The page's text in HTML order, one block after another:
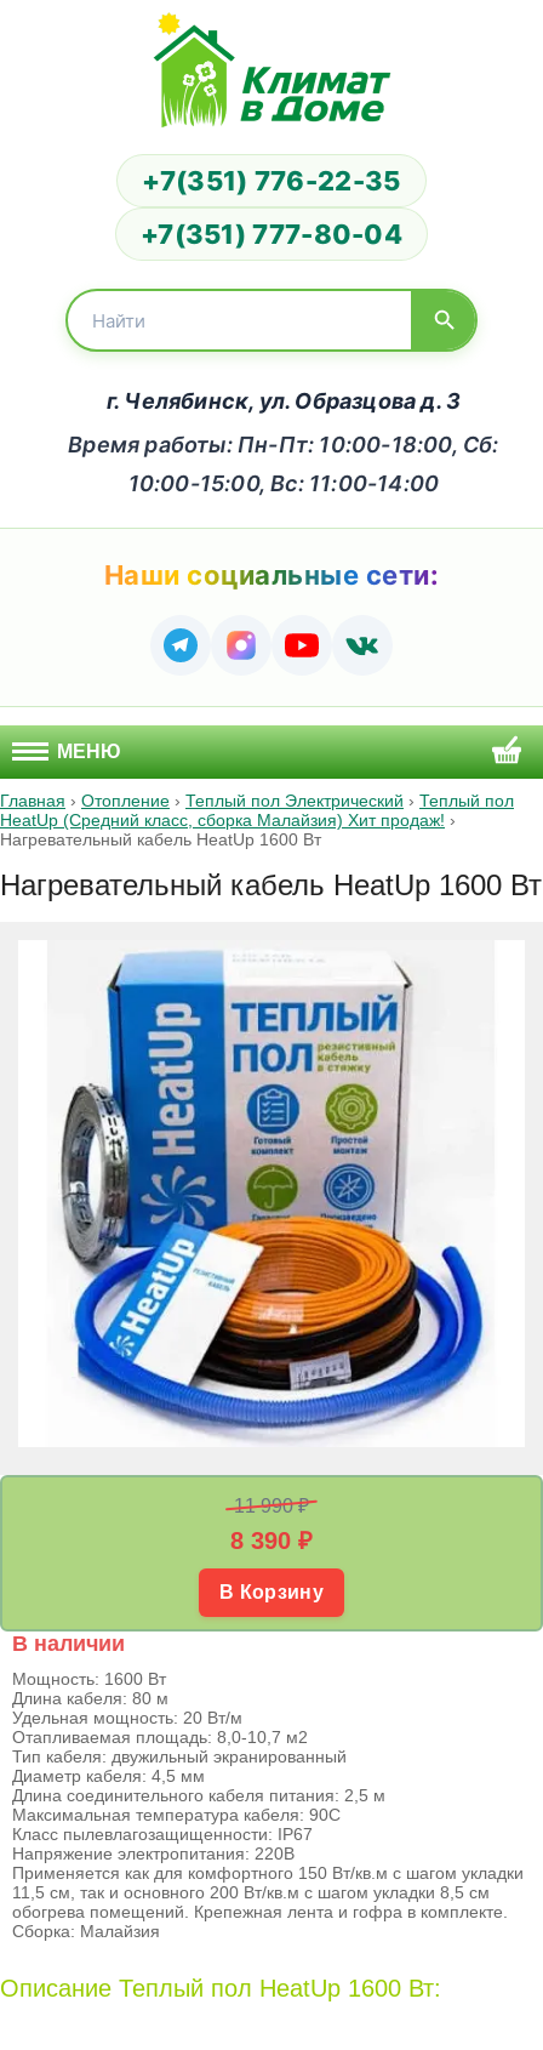
+7(351) 776-22-35
+7(351) 777-80-04
г. Челябинск, ул. Образцова д. 3
Время работы: Пн-Пт: 10:00-18:00, Сб:
10:00-15:00, Вс: 11:00-14:00
Наши социальные сети:
МЕНЮ
Главная › Отопление › Теплый пол Электрический › Теплый пол
HeatUp (Средний класс, сборка Малайзия) Хит продаж! ›
Нагревательный кабель HeatUp 1600 Вт
Нагревательный кабель HeatUp 1600 Вт
11 990 ₽
8 390 ₽
В Корзину
В наличии
Мощность: 1600 Вт
Длина кабеля: 80 м
Удельная мощность: 20 Вт/м
Отапливаемая площадь: 8,0-10,7 м2
Тип кабеля: двужильный экранированный
Диаметр кабеля: 4,5 мм
Длина соединительного кабеля питания: 2,5 м
Максимальная температура кабеля: 90С
Класс пылевлагозащищенности: IP67
Напряжение электропитания: 220В
Применяется как для комфортного 150 Вт/кв.м с шагом укладки
11,5 см, так и основного 200 Вт/кв.м с шагом укладки 8,5 см
обогрева помещений. Крепежная лента и гофра в комплекте.
Сборка: Малайзия
Описание Теплый пол HeatUp 1600 Вт: